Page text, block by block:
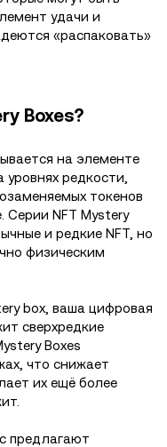
удачи и
«распаковать»
Boxes?
на элементе
редкости,
токенов
Серии NFT Mystery
и редкие NFT, но
физическим
box, ваша цифровая
сверхредкие
Boxes
что снижает
их ещё более
предлагают